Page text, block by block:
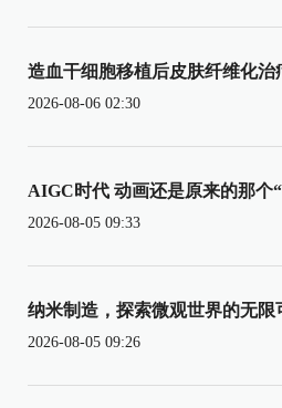
造血干细胞移植后皮肤纤维化治
2026-08-06 02:30
AIGC时代 动画还是原来的那个
2026-08-05 09:33
纳米制造，探索微观世界的无限
2026-08-05 09:26